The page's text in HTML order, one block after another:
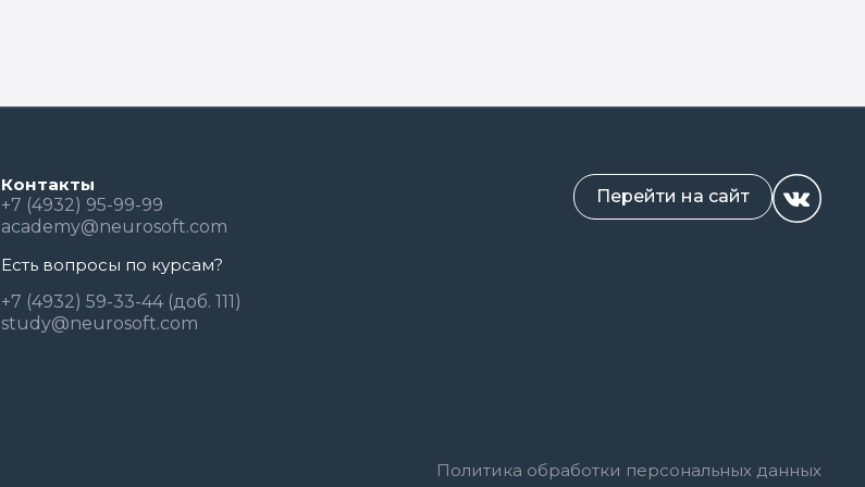
Контакты
+7 (4932) 95-99-99
academy@neurosoft.com
Есть вопросы по курсам?
+7 (4932) 59-33-44 (доб. 111)
study@neurosoft.com
Перейти на сайт
Политика обработки персональных данных